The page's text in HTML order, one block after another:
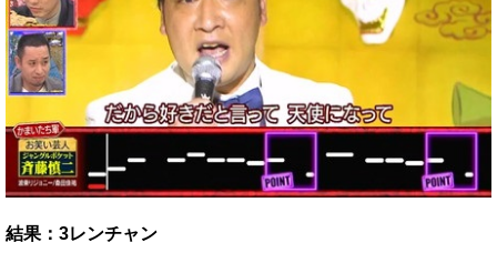
結果：3レンチャン